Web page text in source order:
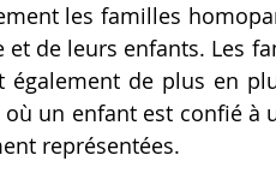
les familles
et de leurs enfants. Les
également de plus en
un enfant est confié à
représentées.